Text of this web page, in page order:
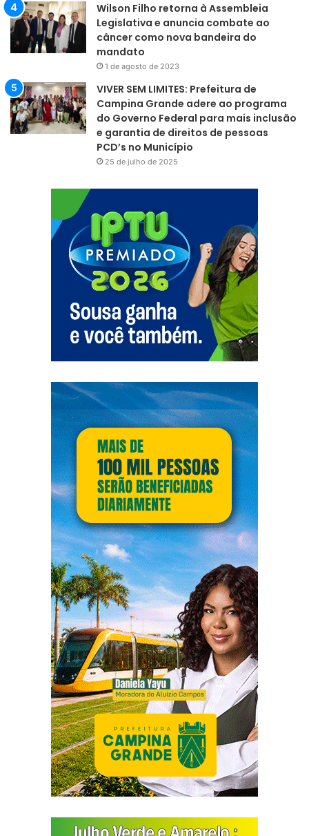
Wilson Filho retorna à Assembleia
Legislativa e anuncia combate ao
câncer como nova bandeira do
mandato
1 de agosto de 2023
VIVER SEM LIMITES: Prefeitura de
Campina Grande adere ao programa
do Governo Federal para mais inclusão
e garantia de direitos de pessoas
PCD’s no Município
25 de julho de 2025